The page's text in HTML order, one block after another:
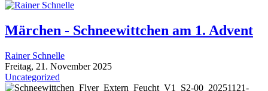
Märchen - Schneewittchen am 1. Advent
Rainer Schnelle
Freitag, 21. November 2025
Uncategorized